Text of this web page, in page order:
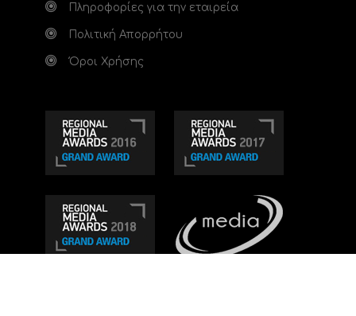
Πληροφορίες για την εταιρεία
Πολιτική Απορρήτου
Όροι Χρήσης